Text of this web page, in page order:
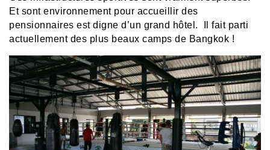
Et sont environnement pour accueillir des
pensionnaires est digne d’un grand hôtel. Il fait parti
actuellement des plus beaux camps de Bangkok !